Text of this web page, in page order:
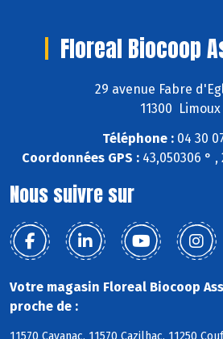
Floreal Biocoop
29 avenue Fabre
11300 Limoux
Téléphone :04 30
Coordonnées GPS : 43,050306 ° ,
Nous suivre sur
Votre magasin Floreal Biocoop
proche de :
11570 Cavanac, 11570 Cazilhac, 11250